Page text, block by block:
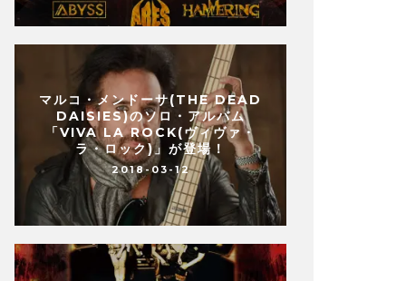
マルコ・メンドーサ(THE DEAD
DAISIES)のソロ・アルバム
「VIVA LA ROCK(ヴィヴァ・
ラ・ロック)」が登場！
2018-03-12